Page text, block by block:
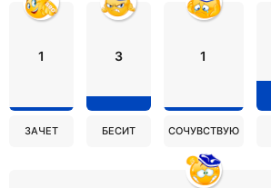
1
ЗАЧЕТ
3
БЕСИТ
1
СОЧУВСТВУЮ